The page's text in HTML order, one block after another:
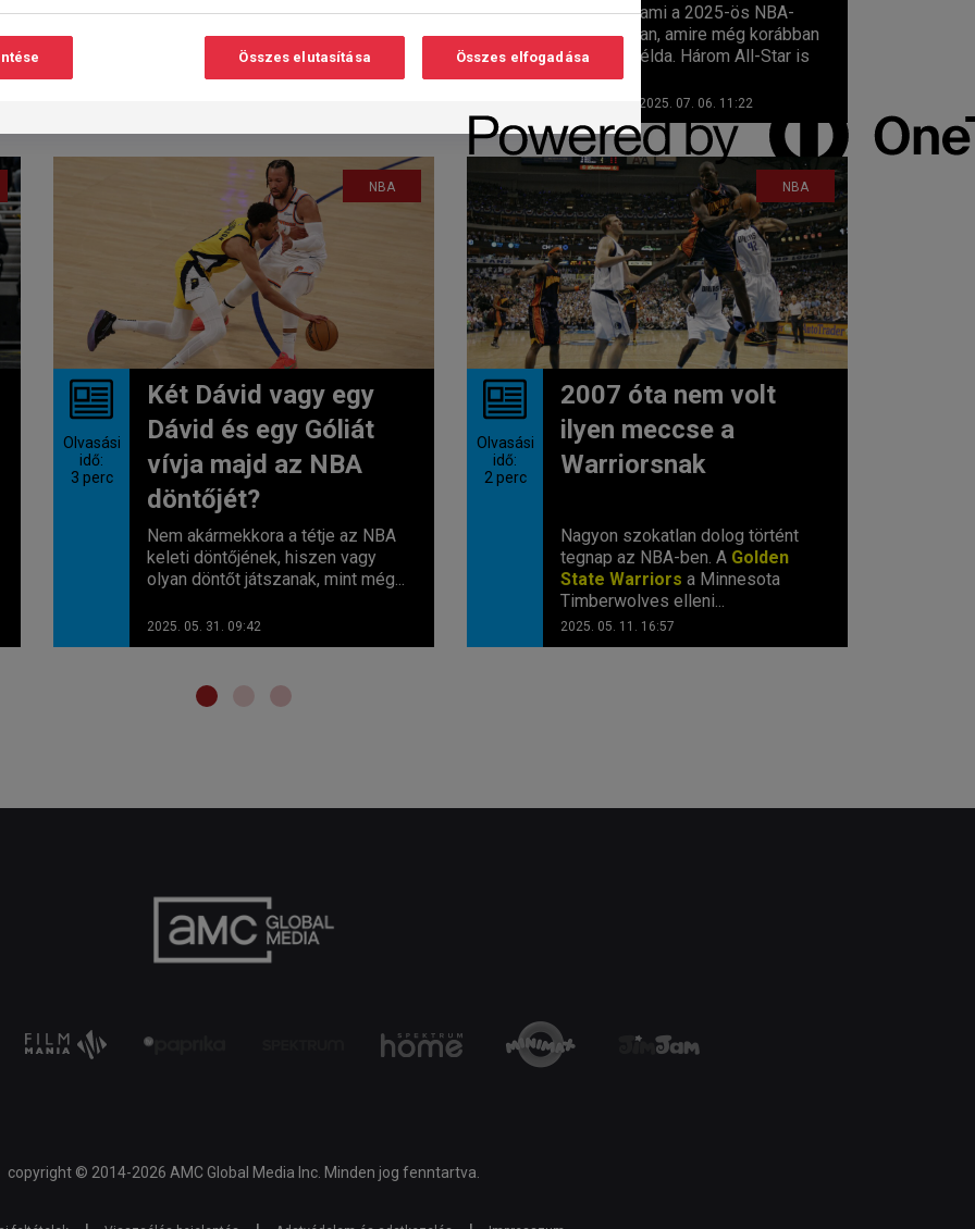
Az NBA és az AMC Networks
International - Central and Northern
Europe (AMCNI-CNE) új, többéves...
Történt valami a 2025-ös NBA-
rájátszásban, amire még korábban
nem volt példa. Három All-Star is
úgy...
2025. 07. 06. 11:22
NBA
Olvasási
idő:
3 perc
Két Dávid vagy egy
Dávid és egy Góliát
vívja majd az NBA
döntőjét?
Nem akármekkora a tétje az NBA
keleti döntőjének, hiszen vagy
olyan döntőt játszanak, mint még...
2025. 05. 31. 09:42
NBA
Olvasási
idő:
2 perc
2007 óta nem volt
ilyen meccse a
Warriorsnak
Nagyon szokatlan dolog történt
tegnap az NBA-ben. A Golden
State Warriors a Minnesota
Timberwolves elleni...
2025. 05. 11. 16:57
copyright © 2014-2026 AMC Global Media Inc. Minden jog fenntartva.
Összes elutasítása Összes elfogadása